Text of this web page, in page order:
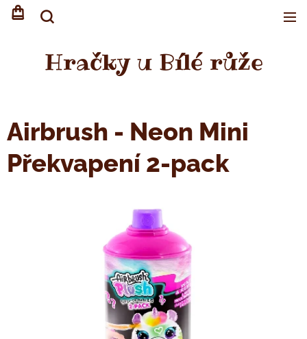
Hračky u Bílé růže
Airbrush - Neon Mini
Překvapení 2-pack